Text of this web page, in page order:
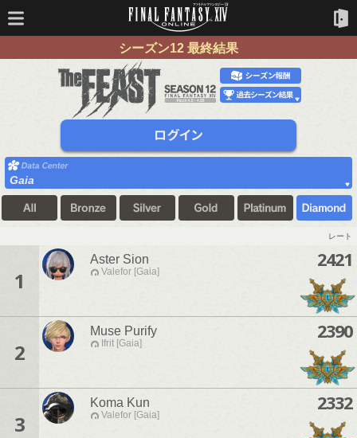
シーズン12 最終結果
Gaia
レート
1
Aster Sion
Valefor [Gaia]
2421
2
Muse Purify
Ifrit [Gaia]
2390
3
Koma Kun
Valefor [Gaia]
2332